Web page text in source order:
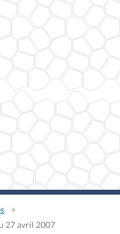
27 avril 2007